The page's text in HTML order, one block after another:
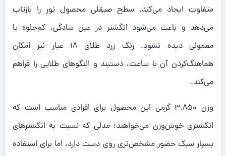
متفاوت ایجاد می‌کند. سطح صیقلی محصول نور را بازتاب
می‌دهد و باعث می‌شود انگشتر در عین سادگی، کم‌جلوه یا
معمولی دیده نشود. رنگ زرد طلای ۱۸ عیار نیز امکان
هماهنگ‌کردن آن با ساعت، دستبند و النگوهای طلایی را فراهم
می‌کند.
وزن ۳.۸۵۰ گرمی این محصول برای افرادی مناسب است که
انگشتری خوش‌وزن می‌خواهند؛ مدلی که نسبت به انگشترهای
بسیار سبک حضور مشخص‌تری روی دست دارد، اما برای استفاده